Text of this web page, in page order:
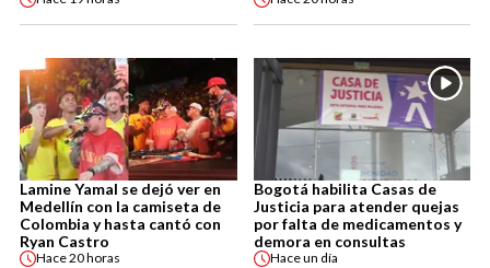
Lamine Yamal se dejó ver en
Medellín con la camiseta de
Colombia y hasta cantó con
Ryan Castro
Hace20 horas
Bogotá habilita Casas de
Justicia para atender quejas
por falta de medicamentos y
demora en consultas
Haceun día